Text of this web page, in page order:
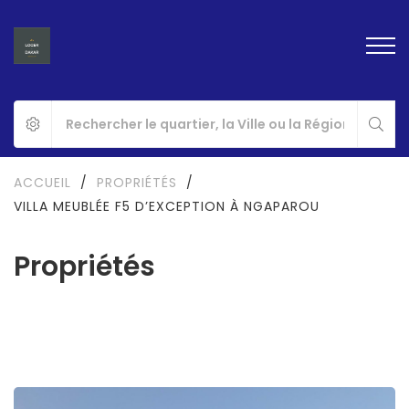
Propriétés
ACCUEIL / PROPRIÉTÉS
/
VILLA MEUBLÉE F5 D’EXCEPTION À NGAPAROU